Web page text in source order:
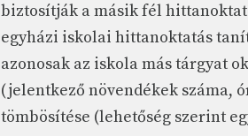
biztosítják a másik fél
egyházi iskolai hittanoktatás
azonosak az iskola más tárgyat
(jelentkező növendékek száma,
tömbösítése (lehetőség szerint